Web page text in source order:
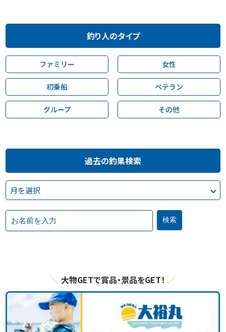
釣り人のタイプ
ファミリー 女性
初乗船 ベテラン
グループ その他
過去の釣果検索
大物GETで賞品・景品をGET！